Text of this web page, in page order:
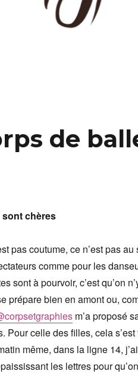
de
chères
pas coutume, ce n’est pas
comme pour les
sont à pourvoir, c’est qu’on
prépare bien en amont ou,
m’a proposé
Pour celle des filles, cela
même, dans la ligne 14,
les lettres pour